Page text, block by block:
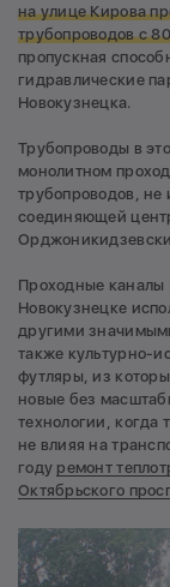
на улице Кирова
трубопроводов с
пропускная
гидравлические
Новокузнецка.
Трубопроводы в
монолитном
трубопроводов, не
соединяющей
Проходные каналы
Новокузнецке
другими
также культурно-
футляры, из
новые без
технологии, когда
не влияя на
году ремонт
Октябрьского